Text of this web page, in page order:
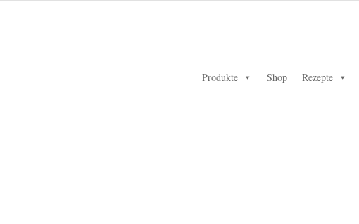
Produkte Shop Rezepte